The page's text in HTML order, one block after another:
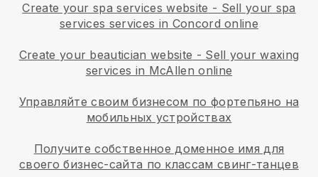
Create your spa services website - Sell your spa
services services in Concord online
Create your beautician website - Sell your waxing
services in McAllen online
Управляйте своим бизнесом по фортепьяно на
мобильных устройствах
Получите собственное доменное имя для
своего бизнес-сайта по классам свинг-танцев